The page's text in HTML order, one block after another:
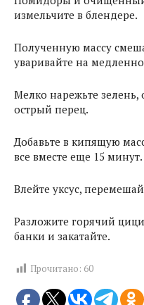
измельчите в блендере.
Полученную массу
уваривайте на
Мелко нарежьте
острый перец.
Добавьте в кипящую
все вместе еще 15 минут.
Влейте уксус,
Разложите горячий
банки и закатайте.
Прочитано: 60